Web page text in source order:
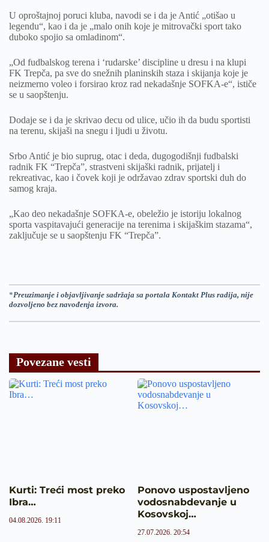
U oproštajnoj poruci kluba, navodi se i da je Antić „otišao u
legendu“, kao i da je „malo onih koje je mitrovački sport tako
duboko spojio sa omladinom“.
„Od fudbalskog terena i ‘rudarske’ discipline u dresu i na klupi
FK Trepča, pa sve do snežnih planinskih staza i skijanja koje je
neizmerno voleo i forsirao kroz rad nekadašnje SOFKA-e“, ističe
se u saopštenju.
Dodaje se i da je skrivao decu od ulice, učio ih da budu sportisti
na terenu, skijaši na snegu i ljudi u životu.
Srbo Antić je bio suprug, otac i deda, dugogodišnji fudbalski
radnik FK “Trepča”, strastveni skijaški radnik, prijatelj i
rekreativac, kao i čovek koji je održavao zdrav sportski duh do
samog kraja.
„Kao deo nekadašnje SOFKA-e, obeležio je istoriju lokalnog
sporta vaspitavajući generacije na terenima i skijaškim stazama“,
zaključuje se u saopštenju FK “Trepča”.
*Preuzimanje i objavljivanje sadržaja sa portala Kontakt Plus radija, nije
dozvoljeno bez navođenja izvora.
Povezane vesti
Kurti: Treći most preko
Ibra…
04.08.2026. 19:11
Ponovo uspostavljeno
vodosnabdevanje u
Kosovskoj…
27.07.2026. 20:54